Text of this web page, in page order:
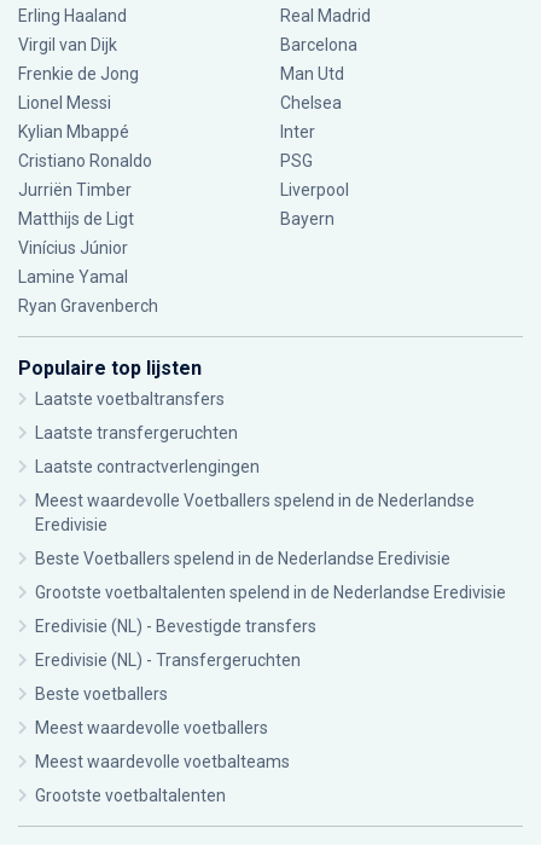
Erling Haaland
Virgil van Dijk
Frenkie de Jong
Lionel Messi
Kylian Mbappé
Cristiano Ronaldo
Jurriën Timber
Matthijs de Ligt
Vinícius Júnior
Lamine Yamal
Ryan Gravenberch
Real Madrid
Barcelona
Man Utd
Chelsea
Inter
PSG
Liverpool
Bayern
Populaire top lijsten
Laatste voetbaltransfers
Laatste transfergeruchten
Laatste contractverlengingen
Meest waardevolle Voetballers spelend in de Nederlandse
Eredivisie
Beste Voetballers spelend in de Nederlandse Eredivisie
Grootste voetbaltalenten spelend in de Nederlandse Eredivisie
Eredivisie (NL) - Bevestigde transfers
Eredivisie (NL) - Transfergeruchten
Beste voetballers
Meest waardevolle voetballers
Meest waardevolle voetbalteams
Grootste voetbaltalenten